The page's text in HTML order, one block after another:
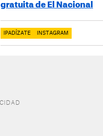
gratuita de El Nacional
IPADÍZATE INSTAGRAM